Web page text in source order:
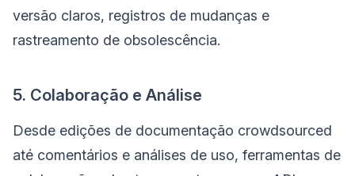
versão claros, registros de mudanças e
rastreamento de obsolescência.
5. Colaboração e Análise
Desde edições de documentação crowdsourced
até comentários e análises de uso, ferramentas de